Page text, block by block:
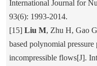
International Journal for
93(6): 1993-2014.
[15] Liu M, Zhu H, Gao
based polynomial
incompressible flows[J].